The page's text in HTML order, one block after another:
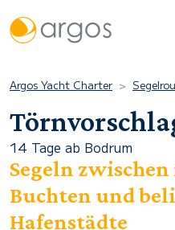
Argos Yacht Charter
14 Tage ab Bodrum
Segeln
Buchten und
Hafenstädte